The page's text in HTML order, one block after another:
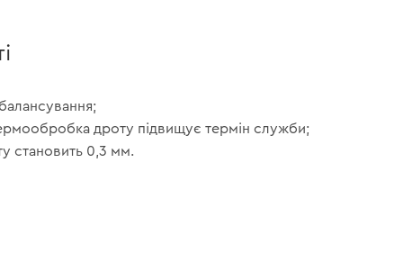
дроту підвищує термін служби;
становить 0,3 мм.